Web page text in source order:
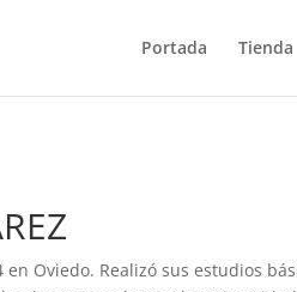
Portada Tienda
Oviedo. Realizó sus estudios